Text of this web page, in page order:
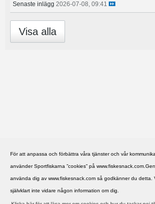
För att anpassa och förbättra våra tjänster och vår
använder Sportfiskarna ”cookies” på
använda dig av www.fiskesnack.com så godkänner du detta.
självklart inte vidare någon information om dig.
Senaste inlägg 2026-07-08, 09:41
Visa alla